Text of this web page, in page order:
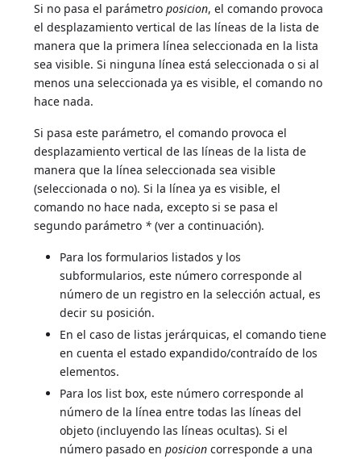
Si no pasa el parámetroposicion, el comando provoca
el desplazamiento vertical de las líneas de la lista de
manera que la primera línea seleccionada en la lista
sea visible. Si ninguna línea está seleccionada o si al
menos una seleccionada ya es visible, el comando no
hace nada.
Si pasa este parámetro, el comando provoca el
desplazamiento vertical de las líneas de la lista de
manera que la línea seleccionada sea visible
(seleccionada o no). Si la línea ya es visible, el
comando no hace nada, excepto si se pasa el
segundo parámetro * (ver a continuación).
Para los formularios listados y los
subformularios, este número corresponde al
número de un registro en la selección actual, es
decir su posición.
En el caso de listas jerárquicas, el comando tiene
en cuenta el estado expandido/contraído de los
elementos.
Para los list box, este número corresponde al
número de la línea entre todas las líneas del
objeto (incluyendo las líneas ocultas). Si el
número pasado enposicion corresponde a una